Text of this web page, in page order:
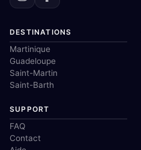
DESTINATIONS
Martinique
Guadeloupe
Saint-Martin
Saint-Barth
SUPPORT
FAQ
Contact